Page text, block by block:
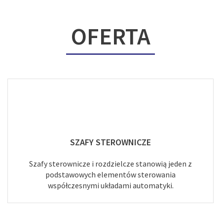
OFERTA
SZAFY STEROWNICZE
Szafy sterownicze i rozdzielcze stanowią jeden z
podstawowych elementów sterowania
współczesnymi układami automatyki.